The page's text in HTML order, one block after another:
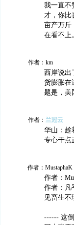
我一直不
才，你比
亩产万斤
在看不上
作者：km
西岸说出
货膨胀在
题是，美
作者： 兰冠云
华山：趁
专心干点
作者：MustaphaK
作者：
作者：凡
见畜生不
------ 这